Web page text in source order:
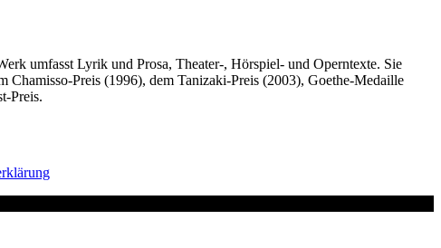
umfasst Lyrik und Prosa, Theater-, Hörspiel- und Operntexte. Sie
Chamisso-Preis (1996), dem Tanizaki-Preis (2003), Goethe-Medaille
Preis.